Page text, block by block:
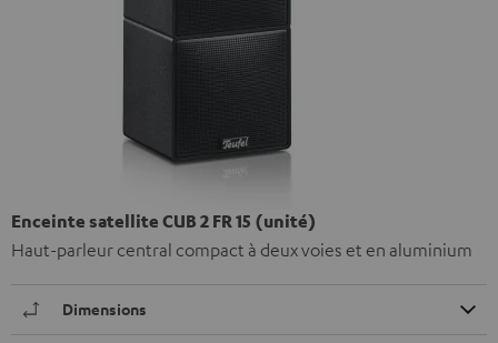
Enceinte satellite CUB 2 FR 15 (unité)
Haut-parleur central compact à deux voies et en aluminium
Dimensions